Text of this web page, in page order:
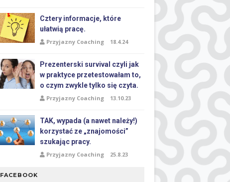
Cztery informacje, które
ułatwią pracę.
Przyjazny Coaching 18.4.24
Prezenterski survival czyli jak
w praktyce przetestowałam to,
o czym zwykle tylko się czyta.
Przyjazny Coaching 13.10.23
TAK, wypada (a nawet należy!)
korzystać ze „znajomości”
szukając pracy.
Przyjazny Coaching 25.8.23
FACEBOOK